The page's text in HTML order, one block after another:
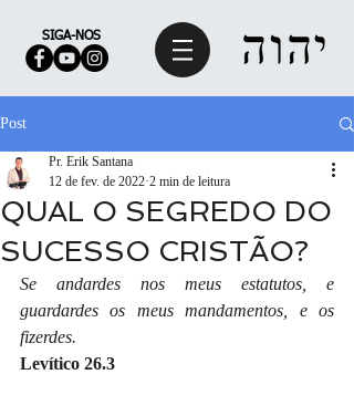
SIGA-NOS
Post
QUAL O SEGREDO DO
SUCESSO CRISTÃO?
Pr. Erik Santana
12 de fev. de 2022 2 min de leitura
Se andardes nos meus estatutos, e
guardardes os meus mandamentos, e os
fizerdes.
Levítico 26.3